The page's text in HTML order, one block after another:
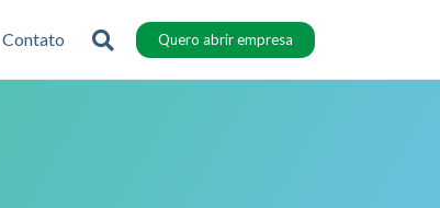
Contato Quero abrir empresa